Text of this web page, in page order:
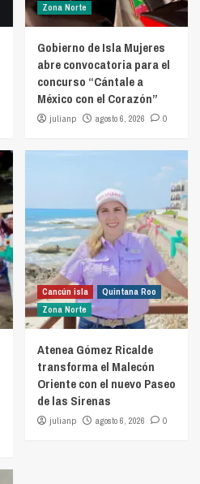
Zona Norte
Gobierno de Isla Mujeres
abre convocatoria para el
concurso “Cántale a
México con el Corazón”
julianp agosto 6, 2026 0
Cancún isla
Quintana Roo
Zona Norte
Atenea Gómez Ricalde
transforma el Malecón
Oriente con el nuevo Paseo
de las Sirenas
julianp agosto 6, 2026 0